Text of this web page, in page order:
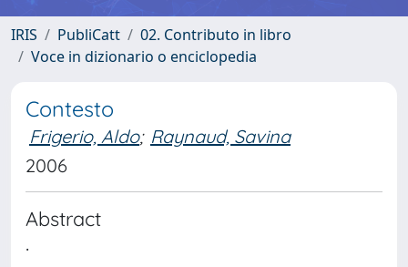
IRIS PubliCatt
02. Contributo in libro
Voce in dizionario o enciclopedia
Contesto
Frigerio, Aldo; Raynaud, Savina
2006
Abstract
.